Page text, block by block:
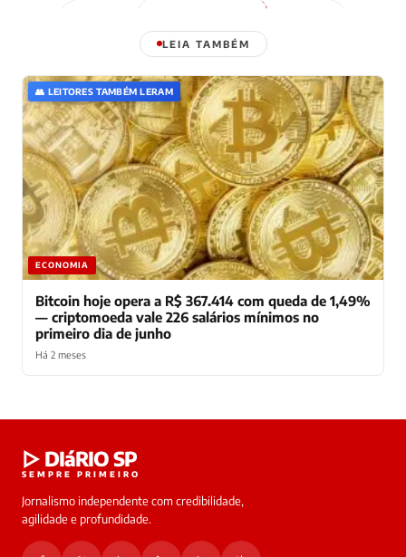
LEIA TAMBÉM
👥 LEITORES TAMBÉM LERAM
ECONOMIA
Bitcoin hoje opera a R$ 367.414 com queda de 1,49%
— criptomoeda vale 226 salários mínimos no
primeiro dia de junho
Há 2 meses
online
▷ DIáRIO SP
SEMPRE PRIMEIRO
Jornalismo independente com credibilidade,
agilidade e profundidade.